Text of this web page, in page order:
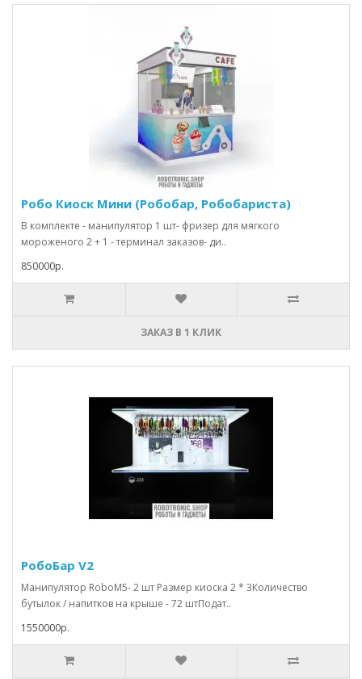
Робо Киоск Мини (Робобар, Робобариста)
В комплекте - манипулятор 1 шт- фризер для мягкого
мороженого 2 + 1 - терминал заказов- ди..
850000р.
ЗАКАЗ В 1 КЛИК
РобоБар V2
Манипулятор RoboM5- 2 шт Размер киоска 2 * 3Количество
бутылок / напитков на крыше - 72 штПодат..
1550000р.